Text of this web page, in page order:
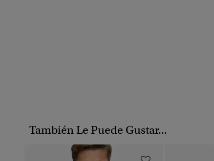
También Le Puede Gustar...